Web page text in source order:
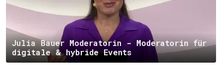
Julia Bauer Moderatorin - Moderatorin für
digitale & hybride Events